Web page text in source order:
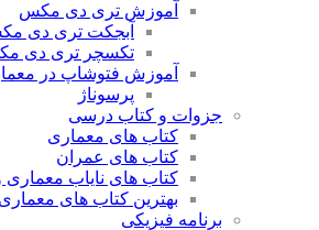
آموزش تری دی مکس
آبجکت تری دی
تکسچر تری دی
آموزش فتوشاپ در
پرسوناژ
جزوات و کتاب درسی
کتاب های معماری
کتاب های عمران
کتاب های نایاب
بهترین کتاب های
برنامه فیزیکی